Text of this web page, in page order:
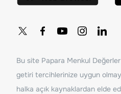
Bu site Papara Menkul Değerler
getiri tercihlerinize uygun
halka açık kaynaklardan elde